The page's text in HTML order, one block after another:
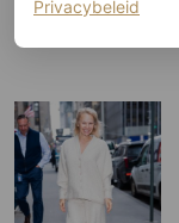
Privacybeleid